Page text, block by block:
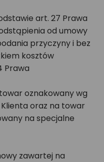
art. 27 Prawa
od umowy
przyczyny i bez
kosztów
Prawa
oznakowany wg
oraz na towar
na specjalne
zawartej na